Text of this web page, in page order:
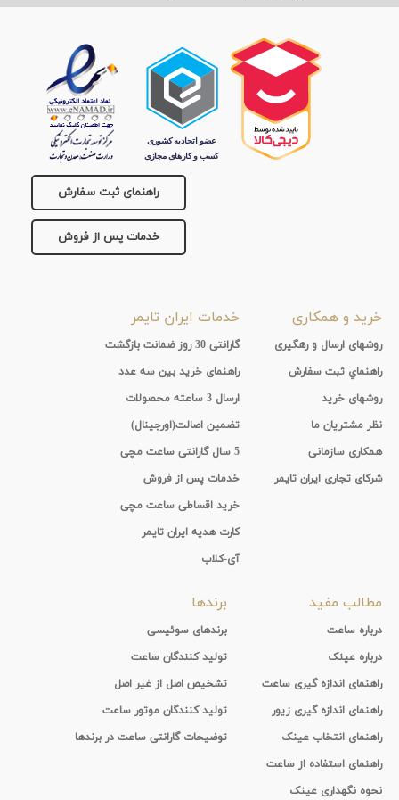
راهنمای ثبت سفارش
خدمات پس از فروش
خرید و همکاری
روشهای ارسال و رهگیری
راهنماي ثبت سفارش
روشهای خرید
نظر مشتریان ما
همکاری سازمانی
شرکای تجاری ایران تایمر
خدمات ایران تایمر
گارانتی 30 روز ضمانت بازگشت
راهنمای خرید بین سه عدد
ارسال 3 ساعته محصولات
تضمین اصالت(اورجینال)
5 سال گارانتی ساعت مچی
خدمات پس از فروش
خرید اقساطی ساعت مچی
کارت هدیه ایران تایمر
آی-کلاب
مطالب مفید
درباره ساعت
درباره عینک
راهنمای اندازه گیری ساعت
راهنمای اندازه گیری زیور
راهنمای انتخاب عینک
راهنمای استفاده از ساعت
نحوه نگهداری عینک
برندها
برندهای سوئیسی
تولید کنندگان ساعت
تشخیص اصل از غیر اصل
تولید کنندگان موتور ساعت
توضیحات گارانتی ساعت در برندها